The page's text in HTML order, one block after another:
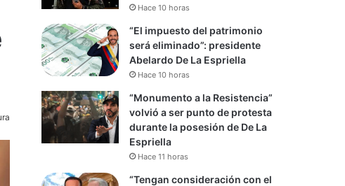
Hace 10 horas
“El impuesto del patrimonio
será eliminado”: presidente
Abelardo De La Espriella
Hace 10 horas
“Monumento a la Resistencia”
volvió a ser punto de protesta
durante la posesión de De La
Espriella
Hace 11 horas
“Tengan consideración con el